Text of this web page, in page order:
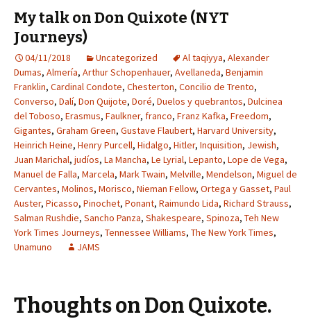
My talk on Don Quixote (NYT
Journeys)
04/11/2018 Uncategorized Al taqiyya, Alexander
Dumas, Almería, Arthur Schopenhauer, Avellaneda, Benjamin
Franklin, Cardinal Condote, Chesterton, Concilio de Trento,
Converso, Dalí, Don Quijote, Doré, Duelos y quebrantos, Dulcinea
del Toboso, Erasmus, Faulkner, franco, Franz Kafka, Freedom,
Gigantes, Graham Green, Gustave Flaubert, Harvard University,
Heinrich Heine, Henry Purcell, Hidalgo, Hitler, Inquisition, Jewish,
Juan Marichal, judíos, La Mancha, Le Lyrial, Lepanto, Lope de Vega,
Manuel de Falla, Marcela, Mark Twain, Melville, Mendelson, Miguel de
Cervantes, Molinos, Morisco, Nieman Fellow, Ortega y Gasset, Paul
Auster, Picasso, Pinochet, Ponant, Raimundo Lida, Richard Strauss,
Salman Rushdie, Sancho Panza, Shakespeare, Spinoza, Teh New
York Times Journeys, Tennessee Williams, The New York Times,
Unamuno
JAMS
Thoughts on Don Quixote.